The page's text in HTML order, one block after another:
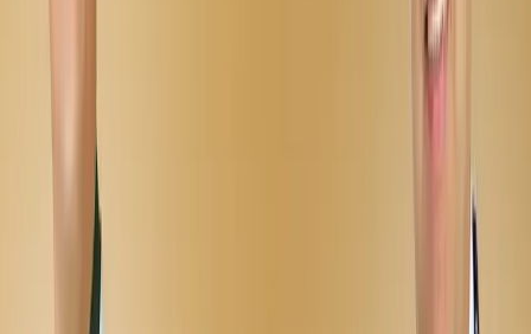
Ma'lumot
Davlat
Janr